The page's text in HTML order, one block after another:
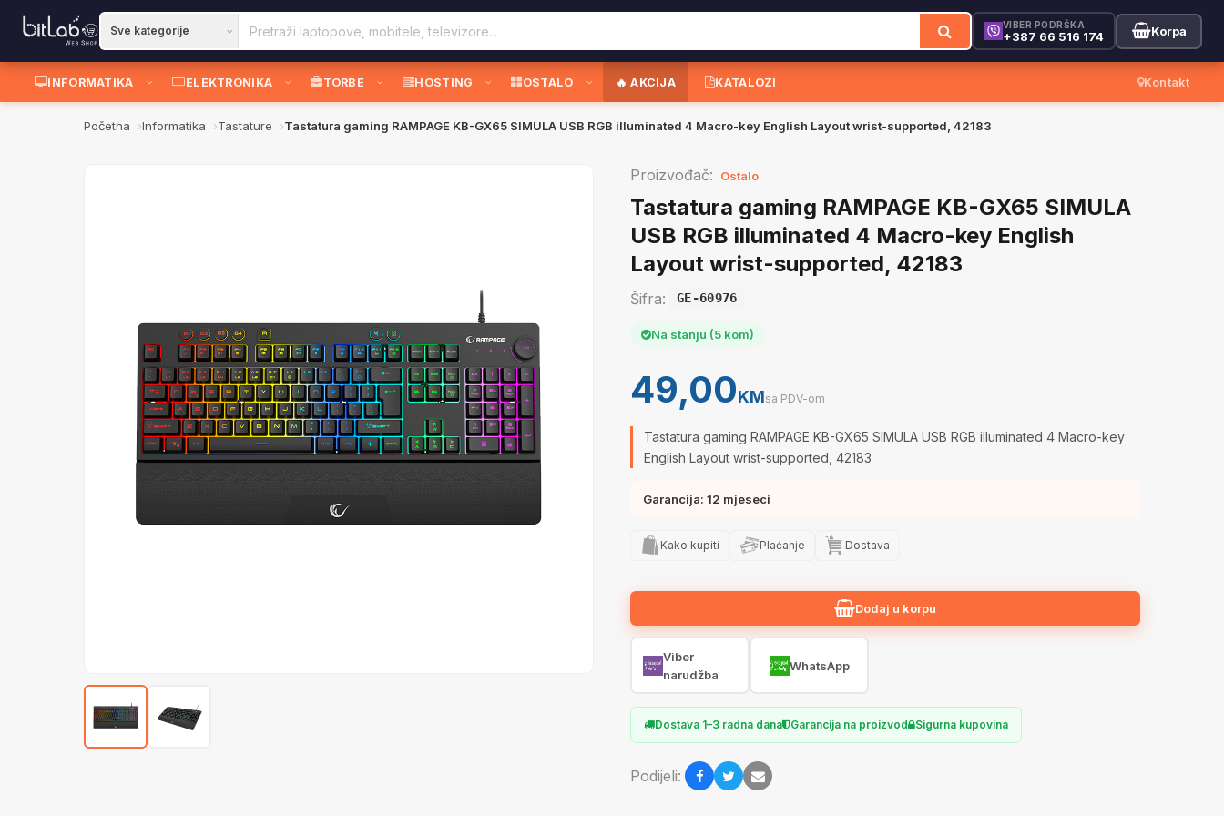
VIBER PODRŠKA
+387 66 516 174 Korpa
INFORMATIKA ELEKTRONIKA TORBE HOSTING OSTALO 🔥 AKCIJA KATALOZI Kontakt
Početna Informatika Tastature Tastatura gaming RAMPAGE KB-GX65 SIMULA USB RGB illuminated 4 Macro-key English Layout wrist-supported, 42183
Proizvođač: Ostalo
Tastatura gaming RAMPAGE KB-GX65 SIMULA
USB RGB illuminated 4 Macro-key English
Layout wrist-supported, 42183
Šifra: GE-60976
Na stanju (5 kom)
49,00KMsa PDV-om
Tastatura gaming RAMPAGE KB-GX65 SIMULA USB RGB illuminated 4 Macro-key
English Layout wrist-supported, 42183
Garancija: 12 mjeseci
Kako kupiti Plaćanje Dostava
Dodaj u korpu
Viber
narudžba
WhatsApp
Dostava 1–3 radna dana Garancija na proizvod Sigurna kupovina
Podijeli: